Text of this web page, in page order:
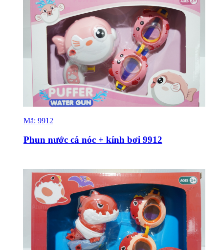
Sỉ & Lẻ
Mã: 9912
Phun nước cá nóc + kính bơi 9912